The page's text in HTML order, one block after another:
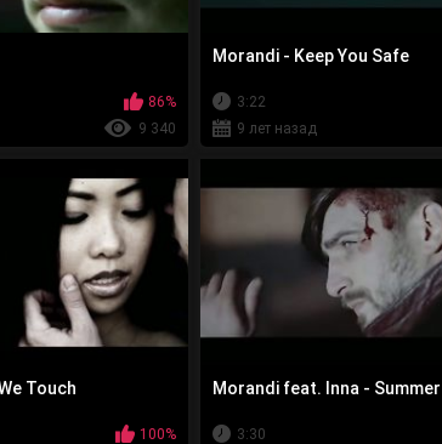
86%
9 340
Morandi - Keep You Safe
3:22
9 лет назад
Touch
100%
Morandi feat. Inna -
3:30